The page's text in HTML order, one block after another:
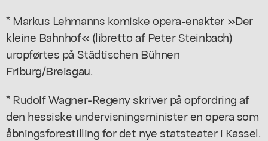
* Markus Lehmanns komiske opera-enakter »Der
kleine Bahnhof« (libretto af Peter Steinbach)
uropførtes på Städtischen Bühnen
Friburg/Breisgau.
* Rudolf Wagner-Regeny skriver på opfordring af
den hessiske undervisningsminister en opera som
åbningsforestilling for det nye statsteater i Kassel.